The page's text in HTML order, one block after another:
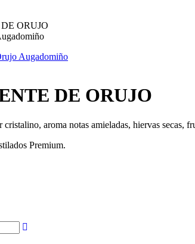
ORUJO
DE ORUJO
aroma notas amieladas, hiervas secas,
Premium.